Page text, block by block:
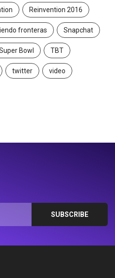
Reinvention 2016
fronteras Snapchat
Bowl TBT
twitter video